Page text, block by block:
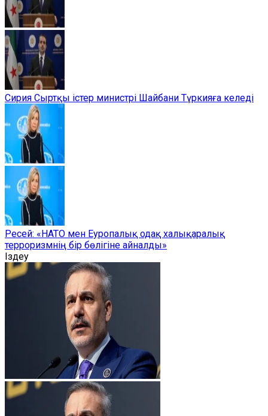
Сирия Сыртқы істер министрі Шайбани Түркияға келеді
Ресей: «НАТО мен Еуропалық одақ халықаралық
терроризмнің бір бөлігіне айналды»
Іздеу